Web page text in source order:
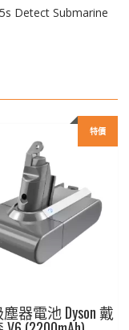
Detect Submarine
特價
器電池 Dyson 戴